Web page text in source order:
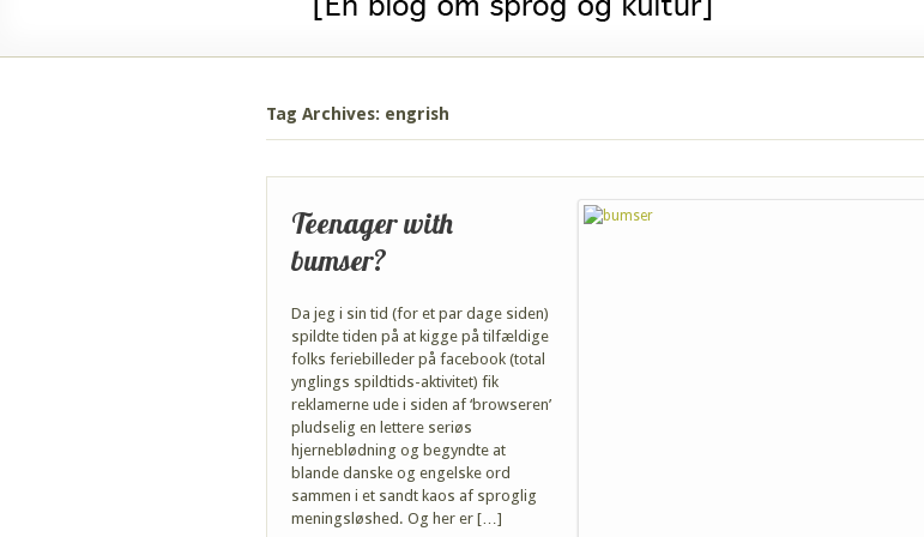
Tag Archives: engrish
Teenager with
bumser?
Da jeg i sin tid (for et par dage siden)
spildte tiden på at kigge på tilfældige
folks feriebilleder på facebook (total
ynglings spildtids-aktivitet) fik
reklamerne ude i siden af ‘browseren’
pludselig en lettere seriøs
hjerneblødning og begyndte at
blande danske og engelske ord
sammen i et sandt kaos af sproglig
meningsløshed. Og her er […]